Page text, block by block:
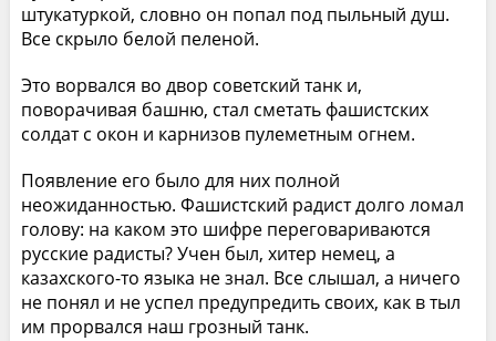
штукатуркой, словно он попал под пыльный душ.
Все скрыло белой пеленой.
Это ворвался во двор советский танк и,
поворачивая башню, стал сметать фашистских
солдат с окон и карнизов пулеметным огнем.
Появление его было для них полной
неожиданностью. Фашистский радист долго ломал
голову: на каком это шифре переговариваются
русские радисты? Учен был, хитер немец, а
казахского-то языка не знал. Все слышал, а ничего
не понял и не успел предупредить своих, как в тыл
им прорвался наш грозный танк.